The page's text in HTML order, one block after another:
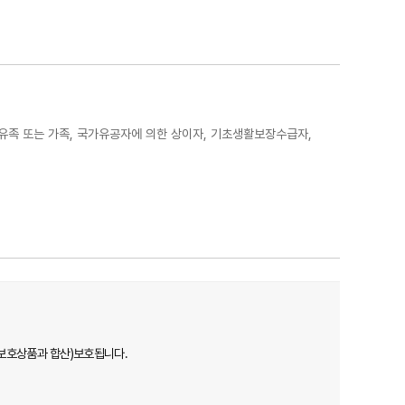
또는 가족, 국가유공자에 의한 상이자, 기초생활보장수급자,
상품과 합산)보호됩니다.